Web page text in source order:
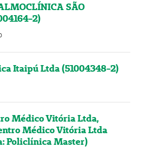
SÃO
2)
Itaipú Ltda (51004348-2)
Médico Vitória Ltda,
Médico Vitória Ltda
Policlínica Master)